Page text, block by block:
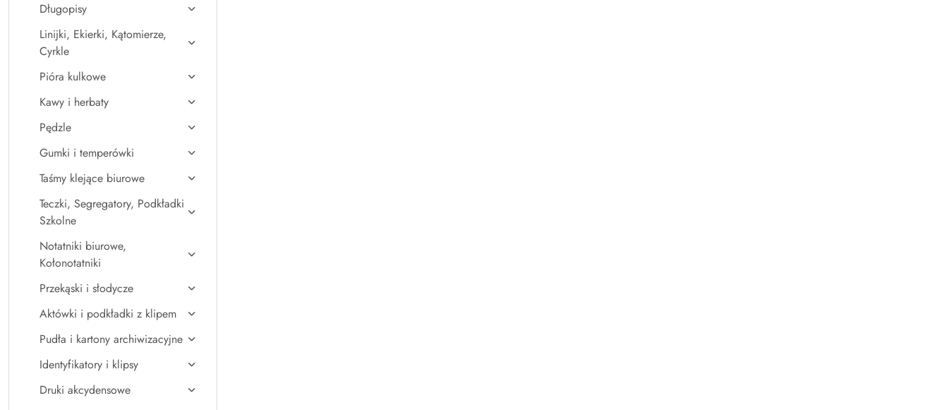
Długopisy
Linijki, Ekierki, Kątomierze,
Cyrkle
Pióra kulkowe
Kawy i herbaty
Pędzle
Gumki i temperówki
Taśmy klejące biurowe
Teczki, Segregatory, Podkładki
Szkolne
Notatniki biurowe,
Kołonotatniki
Przekąski i słodycze
Aktówki i podkładki z klipem
Pudła i kartony archiwizacyjne
Identyfikatory i klipsy
Druki akcydensowe